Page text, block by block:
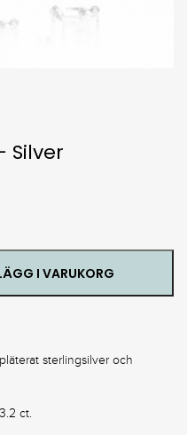
Silver
I VARUKORG
sterlingsilver och
ct.